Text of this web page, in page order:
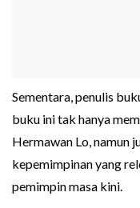
Sementara, penulis
buku ini tak hanya
Hermawan Lo, namun
kepemimpinan yang
pemimpin masa kini.